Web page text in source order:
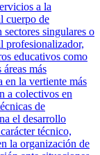
a la
cuerpo de
singulares o
profesionalizador,
educativos como
más
la vertiente más
a colectivos en
de
el desarrollo
técnico,
la organización de